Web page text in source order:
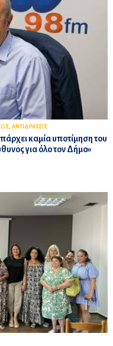
, ΑΝΤΙΔΡΑΣΕΙΣ
καμία υποτίμηση του
για όλο τον Δήμο»